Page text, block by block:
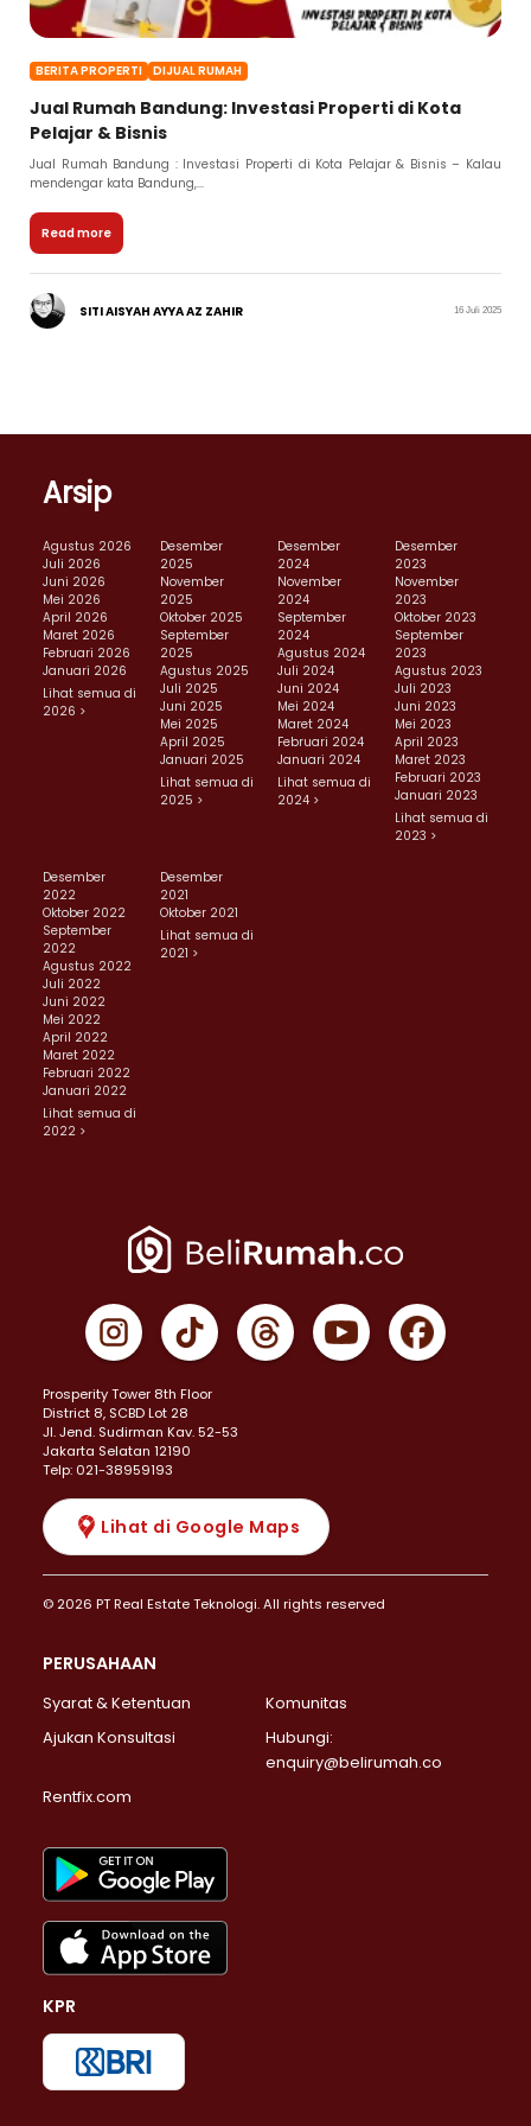
BERITA PROPERTI DIJUAL RUMAH
Jual Rumah Bandung: Investasi Properti di Kota
Pelajar & Bisnis
Jual Rumah Bandung : Investasi Properti di Kota Pelajar & Bisnis – Kalau
mendengar kata Bandung,...
Read more
SITI AISYAH AYYA AZ ZAHIR 16 Juli 2025
Arsip
Agustus 2026
Juli 2026
Juni 2026
Mei 2026
April 2026
Maret 2026
Februari 2026
Januari 2026
Lihat semua di
2026 >
Desember
2025
November
2025
Oktober 2025
September
2025
Agustus 2025
Juli 2025
Juni 2025
Mei 2025
April 2025
Januari 2025
Lihat semua di
2025 >
Desember
2024
November
2024
September
2024
Agustus 2024
Juli 2024
Juni 2024
Mei 2024
Maret 2024
Februari 2024
Januari 2024
Lihat semua di
2024 >
Desember
2023
November
2023
Oktober 2023
September
2023
Agustus 2023
Juli 2023
Juni 2023
Mei 2023
April 2023
Maret 2023
Februari 2023
Januari 2023
Lihat semua di
2023 >
Desember
2022
Oktober 2022
September
2022
Agustus 2022
Juli 2022
Juni 2022
Mei 2022
April 2022
Maret 2022
Februari 2022
Januari 2022
Lihat semua di
2022 >
Desember
2021
Oktober 2021
Lihat semua di
2021 >
Prosperity Tower 8th Floor
District 8, SCBD Lot 28
JI. Jend. Sudirman Kav. 52-53
Jakarta Selatan 12190
Telp: 021-38959193
Lihat di Google Maps
© 2026 PT Real Estate Teknologi. All rights reserved
PERUSAHAAN
Syarat & Ketentuan
Komunitas
Ajukan Konsultasi
Hubungi:
enquiry@belirumah.co
Rentfix.com
KPR